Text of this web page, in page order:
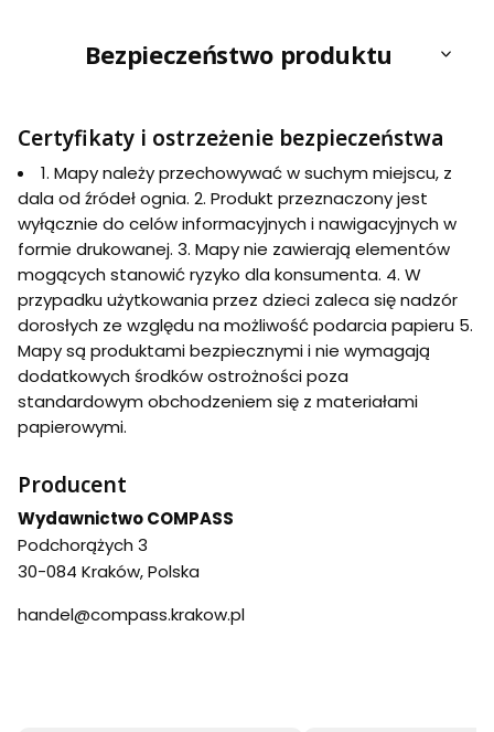
Bezpieczeństwo produktu
Certyfikaty i ostrzeżenie bezpieczeństwa
1. Mapy należy przechowywać w suchym miejscu, z
dala od źródeł ognia. 2. Produkt przeznaczony jest
wyłącznie do celów informacyjnych i nawigacyjnych w
formie drukowanej. 3. Mapy nie zawierają elementów
mogących stanowić ryzyko dla konsumenta. 4. W
przypadku użytkowania przez dzieci zaleca się nadzór
dorosłych ze względu na możliwość podarcia papieru 5.
Mapy są produktami bezpiecznymi i nie wymagają
dodatkowych środków ostrożności poza
standardowym obchodzeniem się z materiałami
papierowymi.
Producent
Wydawnictwo COMPASS
Podchorążych 3
30-084 Kraków, Polska
handel@compass.krakow.pl